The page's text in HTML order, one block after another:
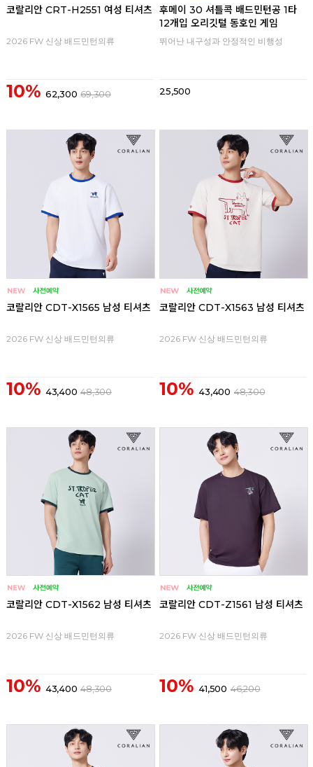
코랄리안 CRT-H2551 여성 티셔츠
2026 FW 신상 배드민턴의류
10% 62,300 69,300
후메이 30 셔틀콕 배드민턴공 1타
12개입 오리깃털 동호인 게임
뛰어난 내구성과 안정적인 비행성
25,500
코랄리안 CDT-X1565 남성 티셔츠
2026 FW 신상 배드민턴의류
10% 43,400 48,300
코랄리안 CDT-X1563 남성 티셔츠
2026 FW 신상 배드민턴의류
10% 43,400 48,300
코랄리안 CDT-X1562 남성 티셔츠
2026 FW 신상 배드민턴의류
10% 43,400 48,300
코랄리안 CDT-Z1561 남성 티셔츠
2026 FW 신상 배드민턴의류
10% 41,500 46,200